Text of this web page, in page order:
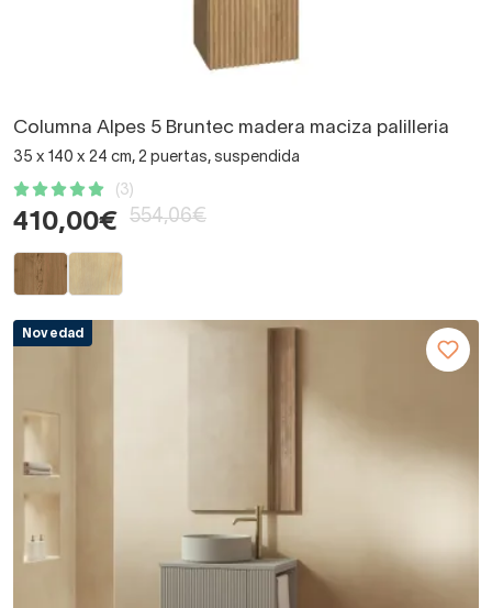
Columna Alpes 5 Bruntec madera maciza palilleria
35 x 140 x 24 cm, 2 puertas, suspendida
(3)
410,00€ 554,06€
Novedad